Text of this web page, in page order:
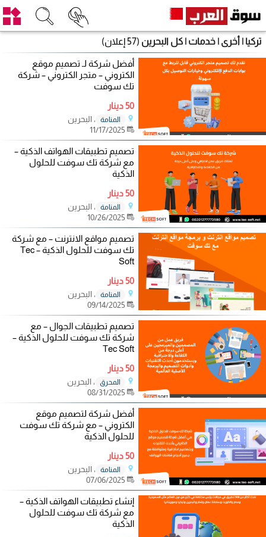
تركيا | أخرى | خدمات | كل البحرين (57 إعلان)
أفضل شركة لـ تصميم موقع
الكتروني – متجر الكتروني – شركة
تك سوفت
50 دينار
المنامة
، البحرين
تصميم تطبيقات الهواتف الذكية –
مع شركة تك سوفت للحلول
الذكية
50 دينار
المنامة
، البحرين
تصميم مواقع الانترنت – مع شركة
تك سوفت للحلول الذكية – Tec
Soft
50 دينار
المنامة
، البحرين
تصميم تطبيقات الجوال – مع
شركة تك سوفت للحلول الذكية –
Tec Soft
50 دينار
المحرق
، البحرين
أفضل شركة لتصميم موقع
الكتروني – مع شركة تك سوفت
للحلول الذكية
50 دينار
المنامة
، البحرين
إنشاء تطبيقات الهواتف الذكية –
مع شركة تك سوفت للحلول
الذكية